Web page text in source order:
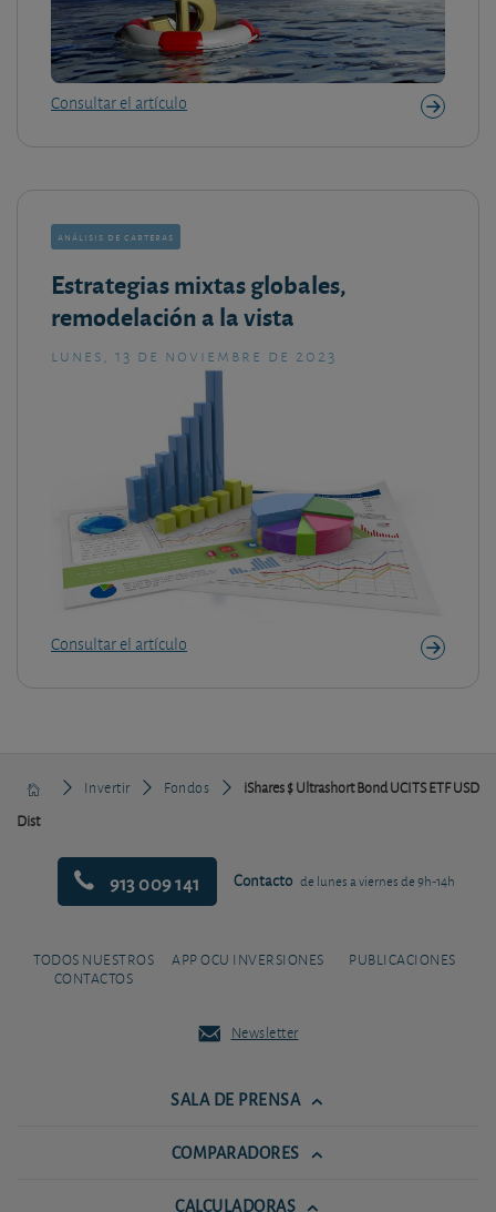
Consultar el artículo
análisis de carteras
Estrategias mixtas globales,
remodelación a la vista
lunes, 13 de noviembre de 2023
Consultar el artículo
Invertir Fondos
iShares $ Ultrashort Bond UCITS ETF USD
Dist
913 009 141 Contacto de lunes a viernes de 9h-14h
TODOS NUESTROS
CONTACTOS
APP OCU INVERSIONES PUBLICACIONES
Newsletter
SALA DE PRENSA
COMPARADORES
CALCULADORAS